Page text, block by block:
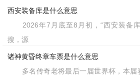
如今，这个流行语更
情绪出口。当人们面对
的评判，或者仅仅是想
常时，都会玩味地说上一
西安装备库是什么意思
2026年7月底至8月初，“西安装备库
搜，源
诸神黄昏终章车票是什么意思
多名传奇老将最后一届世界杯，本届